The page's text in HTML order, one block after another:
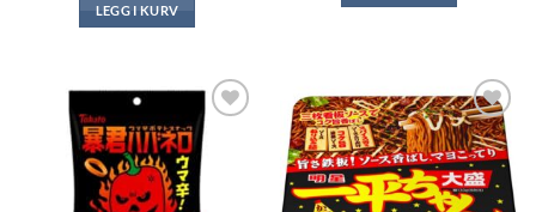
LEGG I KURV
Legg til i
ønskeliste
Legg til i
ønskeliste